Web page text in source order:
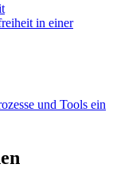
in einer
und Tools ein